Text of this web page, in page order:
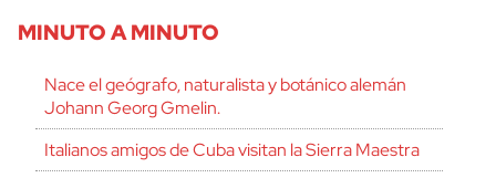
MINUTO A MINUTO
Nace el geógrafo, naturalista y botánico alemán
Johann Georg Gmelin.
Italianos amigos de Cuba visitan la Sierra Maestra